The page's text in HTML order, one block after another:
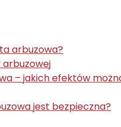
arbuzowa?
arbuzowej
– jakich efektów
jest bezpieczna?